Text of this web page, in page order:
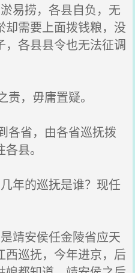
易捞，各县自负，无
却需要上面拨钱粮，没
，各县县令也无法征调
，毋庸置疑。
省，由各省巡抚拨
县。
年的巡抚是谁？现任
靖安侯任金陵省应天
西巡抚，今年进京，后